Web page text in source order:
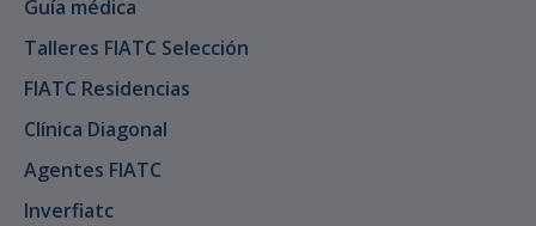
Guía médica
Talleres FIATC Selección
FIATC Residencias
Clínica Diagonal
Agentes FIATC
Inverfiatc